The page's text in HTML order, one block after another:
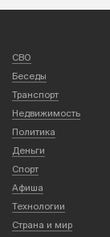
СВО
Беседы
Транспорт
Недвижимость
Политика
Деньги
Спорт
Афиша
Технологии
Страна и мир